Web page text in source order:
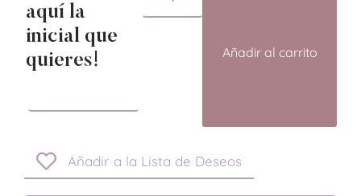
aquí la
inicial que
quieres!
Añadir al carrito
Añadir a la Lista de Deseos